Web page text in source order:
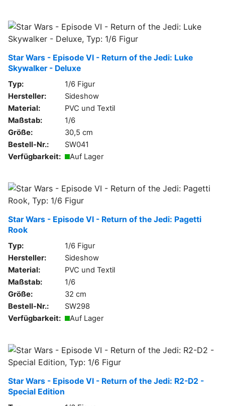
Star Wars - Episode VI - Return of the Jedi: Luke
Skywalker - Deluxe
Typ:
1/6 Figur
Hersteller:
Sideshow
Material:
PVC und Textil
Maßstab:
1/6
Größe:
30,5 cm
Bestell-Nr.:
SW041
Verfügbarkeit:
Auf Lager
Star Wars - Episode VI - Return of the Jedi: Pagetti
Rook
Typ:
1/6 Figur
Hersteller:
Sideshow
Material:
PVC und Textil
Maßstab:
1/6
Größe:
32 cm
Bestell-Nr.:
SW298
Verfügbarkeit:
Auf Lager
Star Wars - Episode VI - Return of the Jedi: R2-D2 -
Special Edition